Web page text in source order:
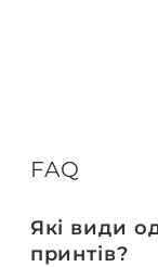
FAQ
Які види
принтів?